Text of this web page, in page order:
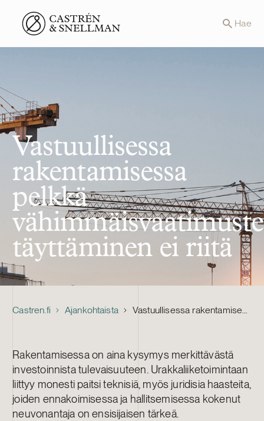
Front page Hae
Vastuullisessa
rakentamisessa
pelkkä
täyttäminen ei riitä
Castren.fi Ajankohtaista Vastuullisessa rakentamisessa pelkkä vähimmäisvaatimusten täyttäminen ei riitä
Rakentamisessa on aina kysymys merkittävästä
investoinnista tulevaisuuteen. Urakkaliiketoimintaan
liittyy monesti paitsi teknisiä, myös juridisia haasteita,
joiden ennakoimisessa ja hallitsemisessa kokenut
neuvonantaja on ensisijaisen tärkeä.